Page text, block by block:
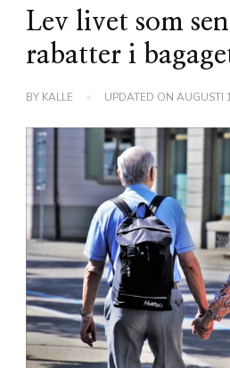
Lev livet som
rabatter i
BY KALLE UPDATED ON AUGUSTI